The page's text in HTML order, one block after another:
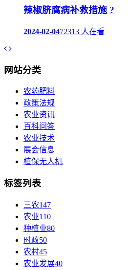
辣椒脐腐病补救措施 ?
2024-02-0472313 人在看
网站分类
农药肥料
政策法规
农业资讯
百科问答
农业技术
展会信息
植保无人机
标签列表
三农147
农业110
种植业80
时政50
农村45
农业发展40